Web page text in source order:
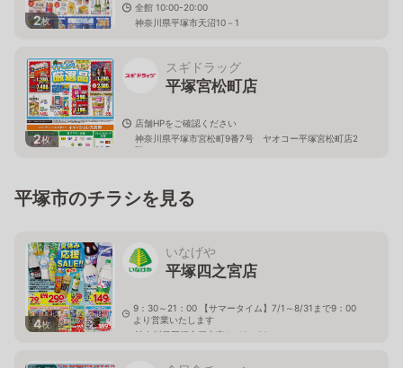
2枚
全館 10:00-20:00
神奈川県平塚市天沼10－1
2枚
スギドラッグ
平塚宮松町店
店舗HPをご確認ください
神奈川県平塚市宮松町9番7号 ヤオコー平塚宮松町店2
階
平塚市のチラシを見る
4枚
いなげや
平塚四之宮店
9：30～21：00 【サマータイム】7/1～8/31まで9：00
より営業いたします
神奈川県平塚市四之宮1－13－30